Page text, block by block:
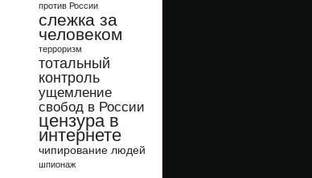
против России
слежка за
человеком
терроризм
тотальный
контроль
ущемление
свобод в России
цензура в
интернете
чипирование людей
шпионаж